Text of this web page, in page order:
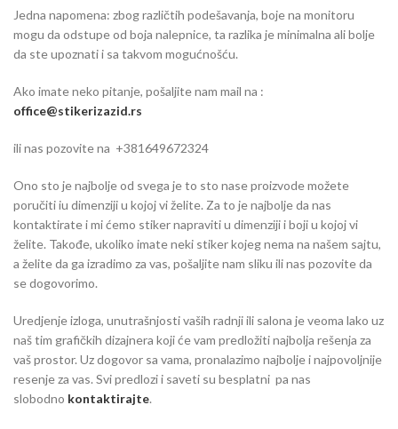
Jedna napomena: zbog različtih podešavanja, boje na monitoru
mogu da odstupe od boja nalepnice, ta razlika je minimalna ali bolje
da ste upoznati i sa takvom mogućnošću.
Ako imate neko pitanje, pošaljite nam mail na :
office@stikerizazid.rs
ili nas pozovite na +381649672324
Ono sto je najbolje od svega je to sto nase proizvode možete
poručiti iu dimenziji u kojoj vi želite. Za to je najbolje da nas
kontaktirate i mi ćemo stiker napraviti u dimenziji i boji u kojoj vi
želite. Takođe, ukoliko imate neki stiker kojeg nema na našem sajtu,
a želite da ga izradimo za vas, pošaljite nam sliku ili nas pozovite da
se dogovorimo.
Uredjenje izloga, unutrašnjosti vaših radnji ili salona je veoma lako uz
naš tim grafičkih dizajnera koji će vam predložiti najbolja rešenja za
vaš prostor. Uz dogovor sa vama, pronalazimo najbolje i najpovoljnije
resenje za vas. Svi predlozi i saveti su besplatni pa nas
slobodno kontaktirajte.